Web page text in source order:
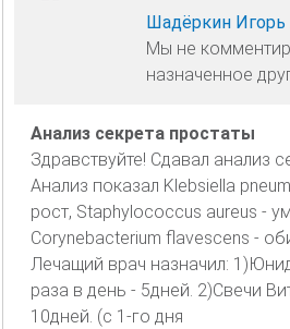
Шадёркин Игорь
Мы не
назначенное
Анализ секрета простаты
Здравствуйте! Сдавал анализ
Анализ показал Klebsiella
рост, Staphylococcus aureus -
Corynebacterium flavescens -
Лечащий врач назначил:
раза в день - 5дней. 2)Свечи
10дней. (с 1-го дня